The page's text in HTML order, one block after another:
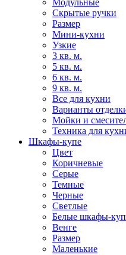
Модульные
Скрытые ручки
Размер
Мини-кухни
Узкие
3 кв. м.
5 кв. м.
6 кв. м.
9 кв. м.
Все для кухни
Варианты
Мойки и
Техника для
Шкафы-купе
Цвет
Коричневые
Серые
Темные
Черные
Светлые
Белые шкафы-
Венге
Размер
Маленькие